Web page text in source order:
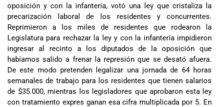
oposición y con la infantería, votó una ley que cristaliza la
precarización laboral de los residentes y concurrentes.
Reprimieron a los miles de residentes que rodearon la
Legislatura para rechazar la ley y con la infantería impidieron
ingresar al recinto a los diputados de la oposición que
habíamos salido a frenar la represión que se desató afuera.
De este modo pretenden legalizar una jornada de 64 horas
semanales de trabajo para los residentes que tienen salarios
de $35.000, mientras los legisladores que aprobaron esta ley
con tratamiento expres ganan esa cifra multiplicada por 5. En